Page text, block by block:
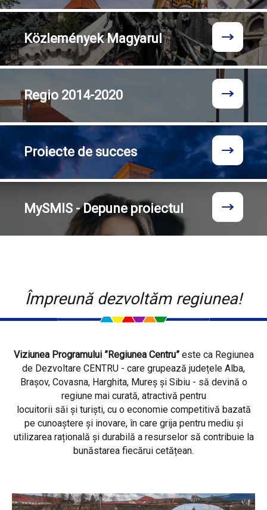
KözleményekMagyarul
Regio 2014-2020
Proiecte de succes
MySMIS - Depune proiectul
Împreună dezvoltăm regiunea!
Viziunea Programului ”Regiunea Centru”este ca Regiunea
de Dezvoltare CENTRU - care grupează județele Alba,
Brașov, Covasna, Harghita, Mureș și Sibiu - să devină o
regiune mai curată, atractivă pentru
locuitorii săi și turiști, cu o economie competitivă bazată
pe cunoaștere și inovare, în care grija pentru mediu și
utilizarea rațională și durabilă a resurselor să contribuie la
bunăstarea fiecărui cetățean.